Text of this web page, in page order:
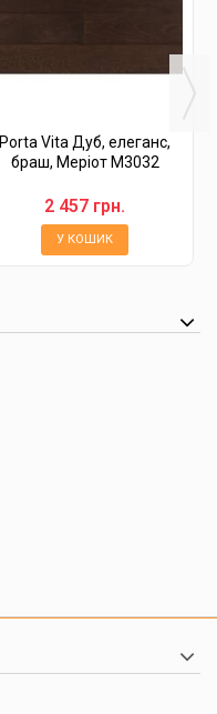
Porta Vita Дуб, елеганс,
браш, Меріот М3032
2 457 грн.
У КОШИК